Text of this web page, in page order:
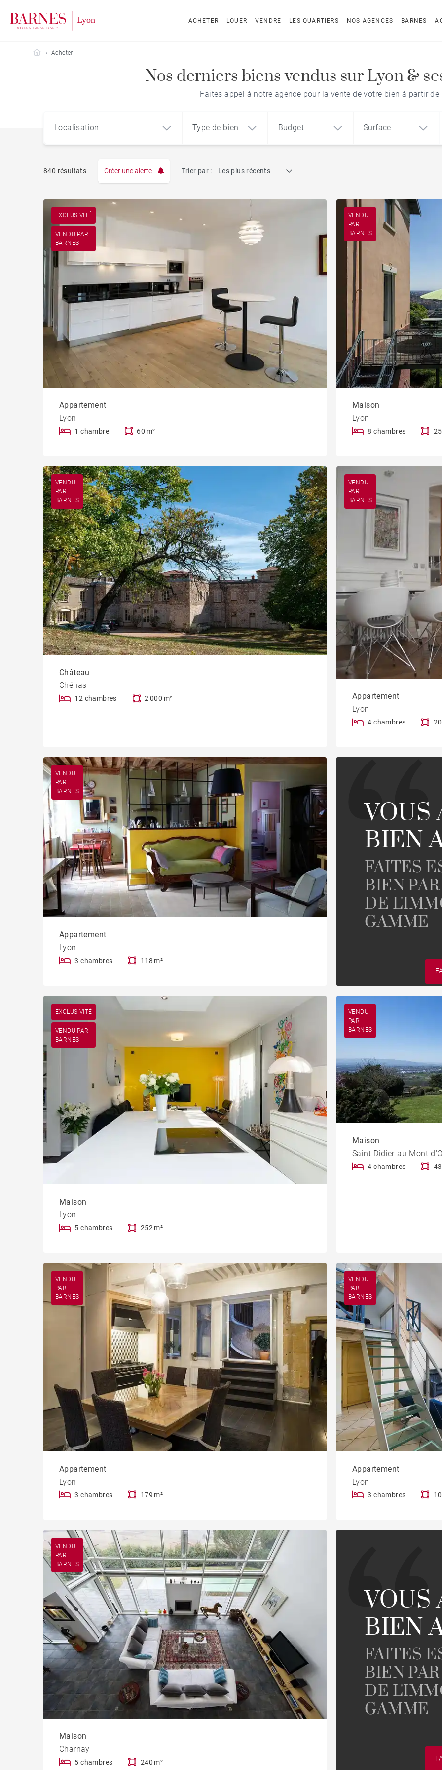
ACHETER LOUER VENDRE LES QUARTIERS NOS AGENCES BARNES
Barnes Lyon
Acheter
Nos derniers biens vendus sur Lyon &
Faites appel à notre agence pour la vente de votre bien à partir de
Localisation Type de bien
Bureau et
commerce
Penthouse Propriété
Budget Surface
840 résultats Créer une alerte Trier par : Les plus récents
EXCLUSIVITÉ
VENDU PAR
BARNES
Appartement
Lyon
1 chambre 60 m²
VENDU
PAR
BARNES
Maison
Lyon
8 chambres
VENDU
PAR
BARNES
Château
Chénas
12 chambres 2 000 m²
VENDU
PAR
BARNES
Appartement
Lyon
4 chambres
VENDU
PAR
BARNES
Appartement
Lyon
3 chambres 118 m²
VOUS
BIEN
FAITES
BIEN
DE
GAMME
EXCLUSIVITÉ
VENDU PAR
BARNES
Maison
Lyon
5 chambres 252 m²
VENDU
PAR
BARNES
Maison
Saint-Didier-au-Mont-
4 chambres
VENDU
PAR
BARNES
Appartement
Lyon
3 chambres 179 m²
VENDU
PAR
BARNES
Appartement
Lyon
3 chambres
VENDU
PAR
BARNES
Maison
Charnay
5 chambres 240 m²
VOUS
BIEN
FAITES
BIEN
DE
GAMME